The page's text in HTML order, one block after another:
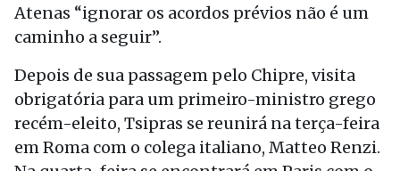
Atenas “ignorar os acordos prévios não é um
caminho a seguir”.
Depois de sua passagem pelo Chipre, visita
obrigatória para um primeiro-ministro grego
recém-eleito, Tsipras se reunirá na terça-feira
em Roma com o colega italiano, Matteo Renzi.